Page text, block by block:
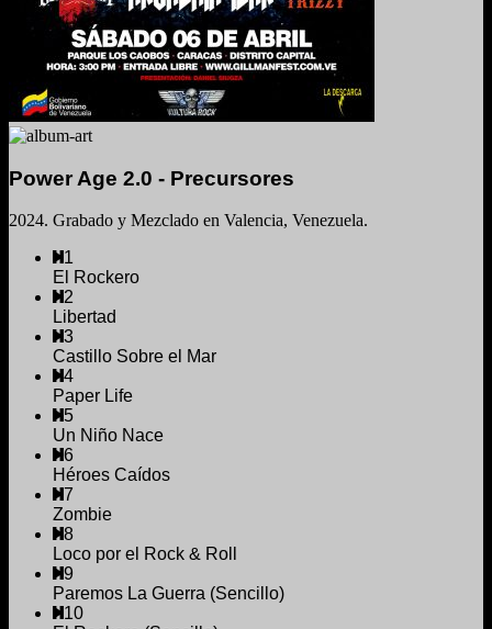
Power Age 2.0 - Precursores
2024. Grabado y Mezclado en Valencia, Venezuela.
1
El Rockero
2
Libertad
3
Castillo Sobre el Mar
4
Paper Life
5
Un Niño Nace
6
Héroes Caídos
7
Zombie
8
Loco por el Rock & Roll
9
Paremos La Guerra (Sencillo)
10